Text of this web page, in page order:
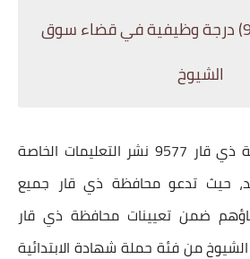
ضمن عقود (9577) درجة وظيفية في قضاء سوق
الشيوخ
قار 9577
نشر التعليمات الخاصة
حيث تدعو محافظة ذي قار جميع
ضمن تعيينات محافظة ذي قار
من فئة حملة شهادة الابتدائية